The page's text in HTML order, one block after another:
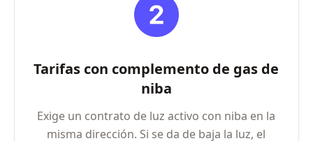
Tarifas con complemento de gas de
niba
Exige un contrato de luz activo con niba en la
misma dirección. Si se da de baja la luz, el